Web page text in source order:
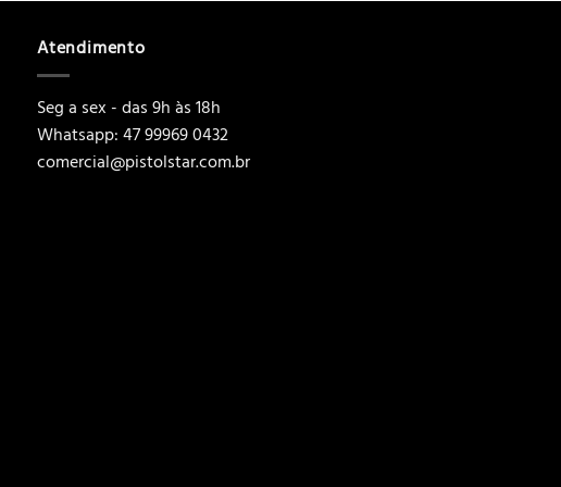
Atendimento
Seg a sex - das 9h às 18h
Whatsapp: 47 99969 0432
comercial@pistolstar.com.br